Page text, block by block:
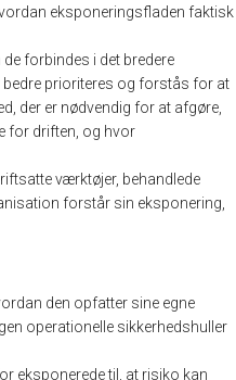
eksponeringsfladen faktisk
forbindes i det bredere
prioriteres og forstås for at
der er nødvendig for at afgøre,
for driften, og hvor
værktøjer, behandlede
forstår sin eksponering,
den opfatter sine egne
operationelle sikkerhedshuller
eksponerede til, at risiko kan